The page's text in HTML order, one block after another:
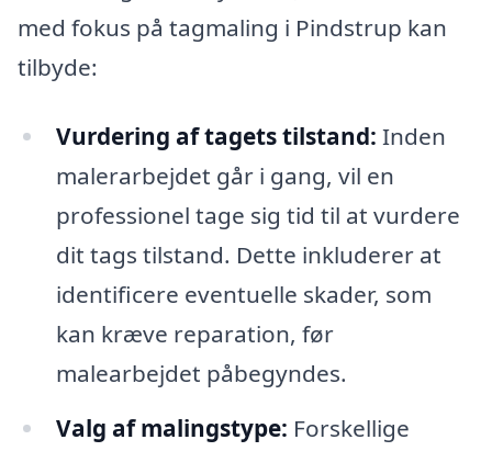
med fokus på tagmaling i Pindstrup kan
tilbyde:
Vurdering af tagets tilstand: Inden
malerarbejdet går i gang, vil en
professionel tage sig tid til at vurdere
dit tags tilstand. Dette inkluderer at
identificere eventuelle skader, som
kan kræve reparation, før
malearbejdet påbegyndes.
Valg af malingstype: Forskellige